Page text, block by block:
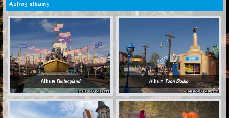
Autres albums
Album Fantasyland Album Toon Studio